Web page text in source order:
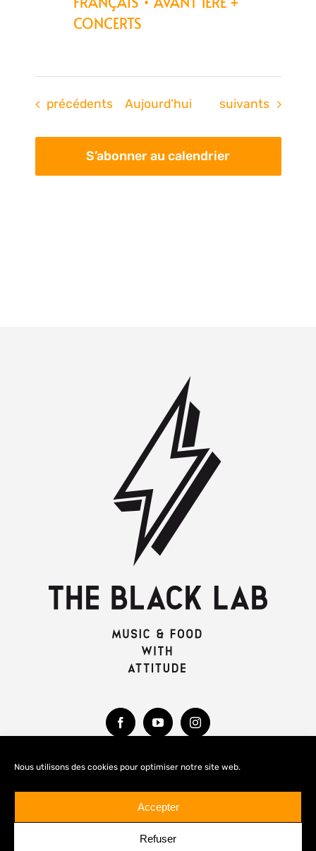
Nous utilisons des cookies pour optimiser notre site web.
Accepter
Refuser
CONCERTS
Évènements
précédents Aujourd'hui Évènements
suivants
S’abonner au calendrier
MENTIONS LÉGALES